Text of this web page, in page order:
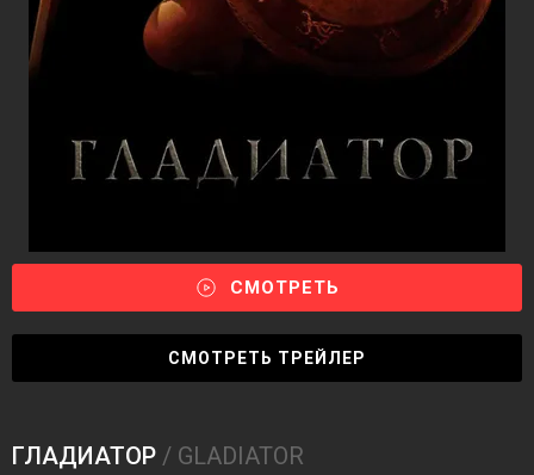
СМОТРЕТЬ
СМОТРЕТЬ ТРЕЙЛЕР
ГЛАДИАТОР / GLADIATOR